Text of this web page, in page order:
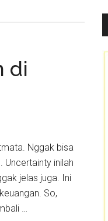
di
Nggak bisa
Uncertainty inilah
jelas juga. Ini
So,
…